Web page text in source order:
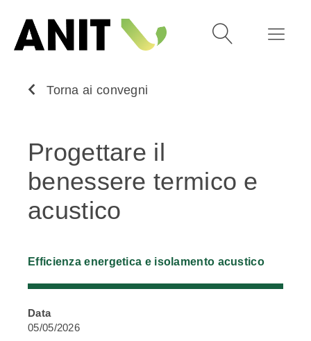
Torna ai convegni
Progettare il
benessere termico e
acustico
Efficienza energetica e isolamento acustico
Data
05/05/2026